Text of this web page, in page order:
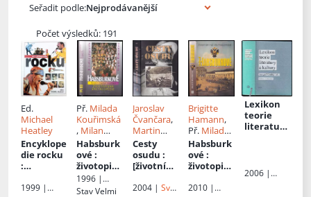
Seřadit podle:
Počet výsledků: 191
Ed.
Michael
Heatley
Encyklope
die rocku
:
ší
1999 |
Př. Milada
Kouřimská
, Milan
Kouřimský
Habsburk
ové:
životopisn
á
encyklop
1996 |
Brána
StavVelmi
Jaroslav
Čvančara,
Martin
Reichl
Cesty
osudu :
[životní
českoslov
2004 | Svět
Brigitte
Hamann,
Př. Milada
Kouřimská
,Milan
Kouřimský
Habsburk
ové:
životopisn
encyklop
2010 |
Lexikon
teorie
literatury
-
osobnosti
2006 |